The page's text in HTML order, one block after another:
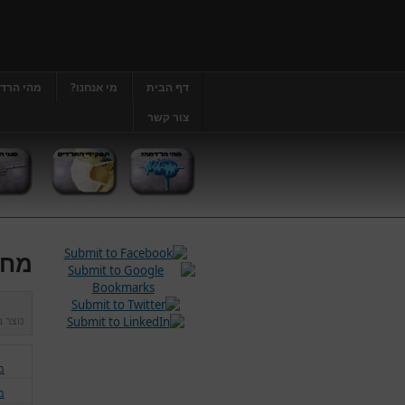
דף הבית מי אנחנו? מהי
צור קשר
נוצר